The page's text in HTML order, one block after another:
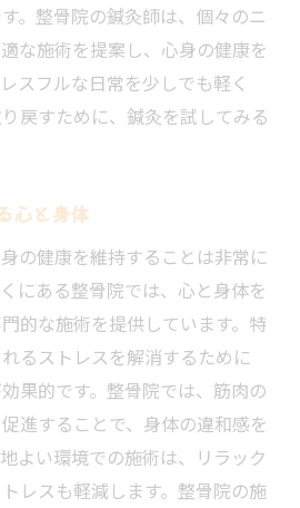
。整骨院の鍼灸師は、個々のニ
な施術を提案し、心身の健康を
スフルな日常を少しでも軽く
戻すために、鍼灸を試してみる
心と身体
の健康を維持することは非常に
にある整骨院では、心と身体を
的な施術を提供しています。特
るストレスを解消するために
果的です。整骨院では、筋肉の
進することで、身体の違和感を
よい環境での施術は、リラック
レスも軽減します。整骨院の施